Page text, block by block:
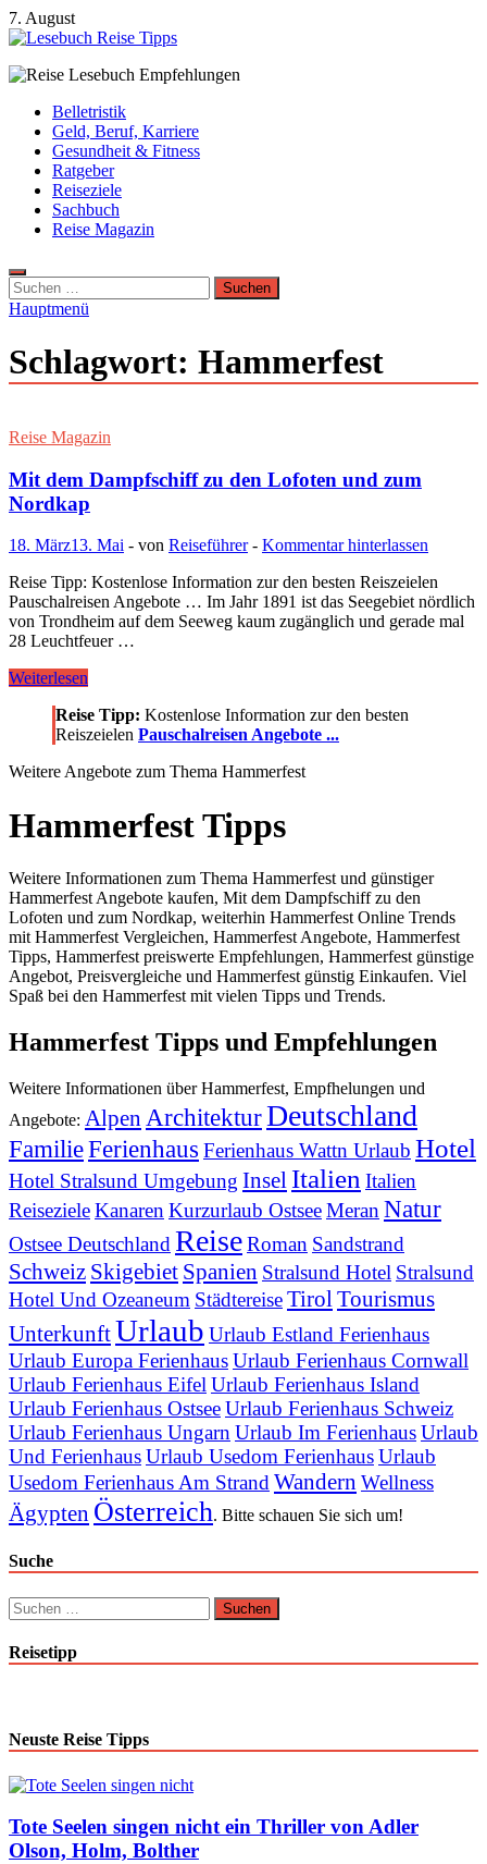
Zum
Inhalt
7. August
Lesebuch Reise Tipps
Belletristik
Geld, Beruf, Karriere
Gesundheit & Fitness
Ratgeber
Reiseziele
Sachbuch
Reise Magazin
Suchen
nach:
Hauptmenü
Schlagwort: Hammerfest
Reise Magazin
Mit dem Dampfschiff zu den Lofoten und zum
Nordkap
18. März13. Mai - von Reiseführer- Kommentar hinterlassen
Reise Tipp: Kostenlose Information zur den besten Reiszeielen
Pauschalreisen Angebote … Im Jahr 1891 ist das Seegebiet nördlich
von Trondheim auf dem Seeweg kaum zugänglich und gerade mal
28 Leuchtfeuer …
Mit
Dampfschiff
Lofoten
zum
Nordkap
Weiterlesen
Reise Tipp: Kostenlose Information zur den besten
Reiszeielen Pauschalreisen Angebote ...
Weitere Angebote zum Thema Hammerfest
Hammerfest Tipps
Weitere Informationen zum Thema Hammerfest und günstiger
Hammerfest Angebote kaufen, Mit dem Dampfschiff zu den
Lofoten und zum Nordkap, weiterhin Hammerfest Online Trends
mit Hammerfest Vergleichen, Hammerfest Angebote, Hammerfest
Tipps, Hammerfest preiswerte Empfehlungen, Hammerfest günstige
Angebot, Preisvergleiche und Hammerfest günstig Einkaufen. Viel
Spaß bei den Hammerfest mit vielen Tipps und Trends.
Hammerfest Tipps und Empfehlungen
Weitere Informationen über Hammerfest, Empfhelungen und
Angebote: Alpen ArchitekturDeutschland
FamilieFerienhaus Ferienhaus Wattn Urlaub Hotel
Hotel Stralsund Umgebung Insel Italien Italien
ReisezieleKanaren Kurzurlaub OstseeMeran Natur
Ostsee Deutschland ReiseRoman Sandstrand
Schweiz Skigebiet Spanien Stralsund Hotel Stralsund
Hotel Und Ozeaneum StädtereiseTirolTourismus
UnterkunftUrlaub Urlaub Estland Ferienhaus
Urlaub Europa FerienhausUrlaub Ferienhaus Cornwall
Urlaub Ferienhaus Eifel Urlaub Ferienhaus Island
Urlaub Ferienhaus OstseeUrlaub Ferienhaus Schweiz
Urlaub Ferienhaus Ungarn Urlaub Im FerienhausUrlaub
Und FerienhausUrlaub Usedom FerienhausUrlaub
Usedom Ferienhaus Am Strand Wandern Wellness
Ägypten Österreich. Bitte schauen Sie sich um!
Suche
Suchen
nach:
Reisetipp
Neuste Reise Tipps
Tote Seelen singen nicht ein Thriller von Adler
Olson, Holm, Bolther